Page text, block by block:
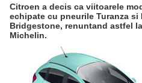
Citroen a decis ca viitoarele
echipate cu pneurile Turanza si
Bridgestone, renuntand astfel
Michelin.